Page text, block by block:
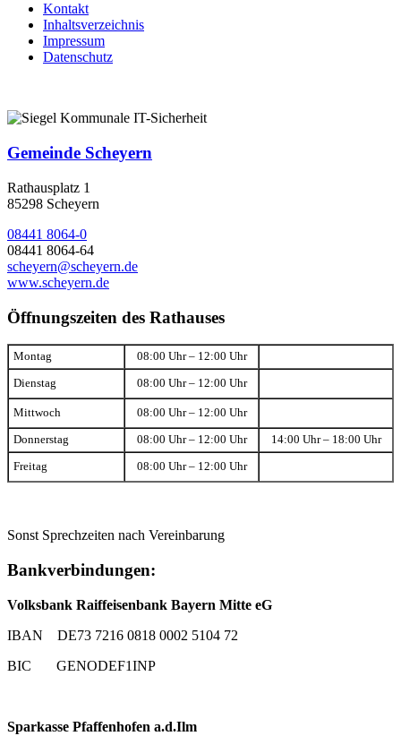
Kontakt
Inhaltsverzeichnis
Impressum
Datenschutz
Gemeinde Scheyern
Rathausplatz 1
85298 Scheyern
08441 8064-0
08441 8064-64
scheyern@scheyern.de
www.scheyern.de
Öffnungszeiten des Rathauses
Montag 08:00 Uhr – 12:00 Uhr
Dienstag 08:00 Uhr – 12:00 Uhr
Mittwoch 08:00 Uhr – 12:00 Uhr
Donnerstag 08:00 Uhr – 12:00 Uhr 14:00 Uhr – 18:00 Uhr
Freitag 08:00 Uhr – 12:00 Uhr
Sonst Sprechzeiten nach Vereinbarung
Bankverbindungen:
Volksbank Raiffeisenbank Bayern Mitte eG
IBAN DE73 7216 0818 0002 5104 72
BIC GENODEF1INP
Sparkasse Pfaffenhofen a.d.Ilm